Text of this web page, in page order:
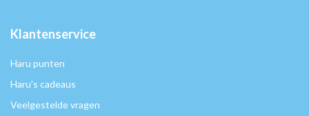
Klantenservice
Haru punten
Haru's cadeaus
Veelgestelde vragen